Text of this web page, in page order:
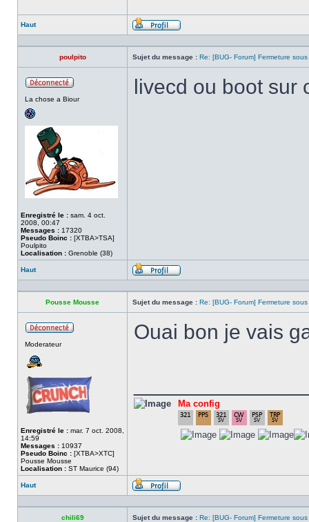
Haut
Profil
poulpito Sujet du message : Re: [BUG- Forum] Fermeture
ligne
La chose a Biour
Enregistré le : sam. 4 oct.
2008, 00:47
Messages : 17320
Pseudo Boinc : [XTBA>TSA]
Poulpito
Localisation : Grenoble (38)
livecd ou boot sur
Haut
Profil
Pousse Mousse Sujet du message : Re: [BUG- Forum] Fermeture
Moderateur
Enregistré le : mar. 7 oct. 2008,
14:59
Messages : 10937
Pseudo Boinc : [XTBA>XTC]
Pousse Mousse
Localisation : ST Maurice (94)
Ouai bon je vais
Ma config
Haut
Profil
chili69 Sujet du message : Re: [BUG- Forum] Fermeture